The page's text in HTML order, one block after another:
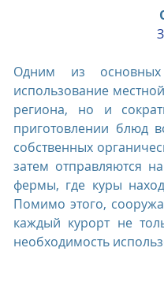
Одним из основных
использование
региона, но и
приготовлении блюд
собственных
затем отправляются
фермы, где куры
Помимо этого,
каждый курорт не
необходимость